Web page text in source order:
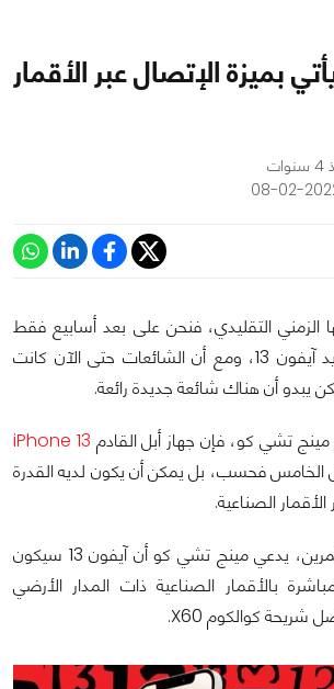
13 قد يأتي بميزة الإتصال عبر الأقمار
الزمني التقليدي، فنحن على بعد أسابيع فقط
من رؤية جهازها الجديد آيفون 13، ومع أن الشائعات حتى الآن كانت
يبدو أن هناك شائعة جديدة رائعة.
تشي كو، فإن جهاز أبل القادم iPhone 13
الخامس فحسب، بل يمكن أن يكون لديه القدرة
الصناعية.
وفي ملاحظة للمستثمرين، يدعي مينج تشي كو أن آيفون 13 سيكون
بالأقمار الصناعية ذات المدار الأرضي